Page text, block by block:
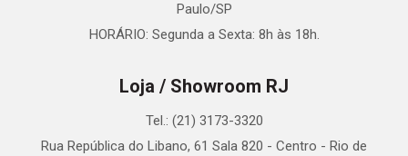
Paulo/SP
HORÁRIO: Segunda a Sexta: 8h às 18h.
Loja / Showroom RJ
Tel.: (21) 3173-3320
Rua República do Libano, 61 Sala 820 - Centro - Rio de